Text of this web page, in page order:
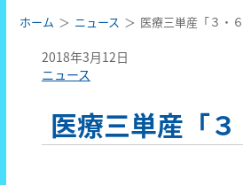
ホーム ニュース 医療三単産「３・
2018年3月12日
ニュース
医療三単産「